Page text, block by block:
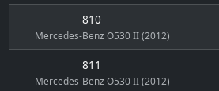
810
Mercedes-Benz O530 II (2012)
811
Mercedes-Benz O530 II (2012)